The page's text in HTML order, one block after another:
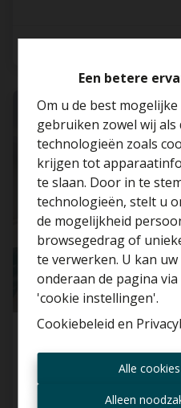
Een betere
Om u de best
gebruiken zowel wij
technologieën zoals
krijgen tot
te slaan. Door in te
technologieën, stelt u
de mogelijkheid
browsegedrag of
te verwerken. U kan
onderaan de pagina
'cookie instellingen'.
Cookiebeleid en
Alle
Alleen
VERHUURD
9255 Buggenhout
waarde
Gratis
Altijd als
hoogte zijn